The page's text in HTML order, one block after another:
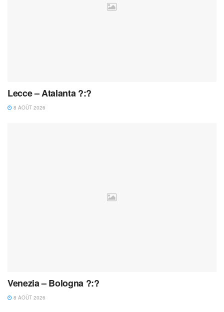
Lecce – Atalanta ?:?
8 AOÛT 2026
Venezia – Bologna ?:?
8 AOÛT 2026